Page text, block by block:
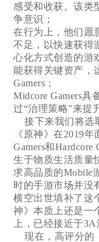
感受和收获。该类
争意识；
在行为上，他们愿
不足，以快速获得
心化方式创造的游
能获得关键资产，
Gamers；
Midcore Gamers具
过“治理策略”来提
接下来我们将选
《原神》在2019
Gamers和
生于物质生活质量
求高品质的Mobile
时的手游市场并没
横空出世填补了这
神》本质上还是一
上，已经接近于3A
现在，高评分的